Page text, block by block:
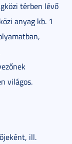
térben lévő
anyag kb. 1
világos.
ill.